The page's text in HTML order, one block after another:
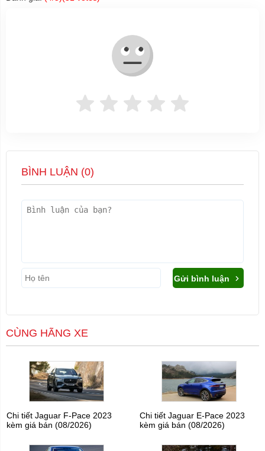
BÌNH LUẬN (0)
Gửi bình luận
CÙNG HÃNG XE
Chi tiết Jaguar F-Pace 2023
kèm giá bán (08/2026)
Chi tiết Jaguar E-Pace 2023
kèm giá bán (08/2026)